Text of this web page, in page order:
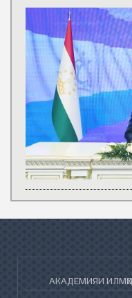
АКАДЕМИЯИ